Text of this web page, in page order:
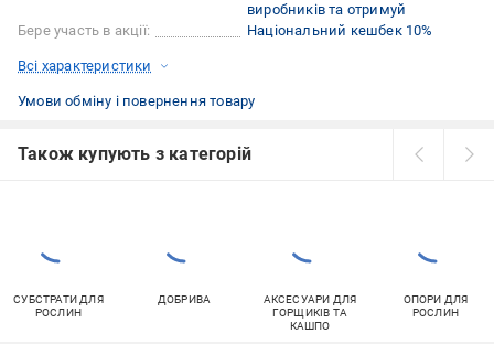
Бере участь в акції:
виробників та отримуй
Національний кешбек 10%
Всі характеристики
Умови обміну і повернення товару
Також купують з категорій
СУБСТРАТИ ДЛЯ
РОСЛИН
ДОБРИВА
АКСЕСУАРИ ДЛЯ
ГОРЩИКІВ ТА
КАШПО
ОПОРИ ДЛЯ
РОСЛИН